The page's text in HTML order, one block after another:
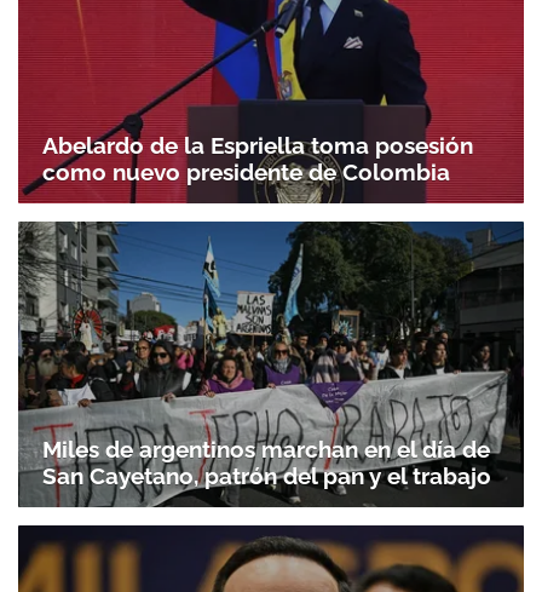
Abelardo de la Espriella toma posesión
como nuevo presidente de Colombia
Miles de argentinos marchan en el día de
San Cayetano, patrón del pan y el trabajo